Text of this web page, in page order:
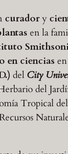
curadory
en la
en ciencias
del City
del
Tropical